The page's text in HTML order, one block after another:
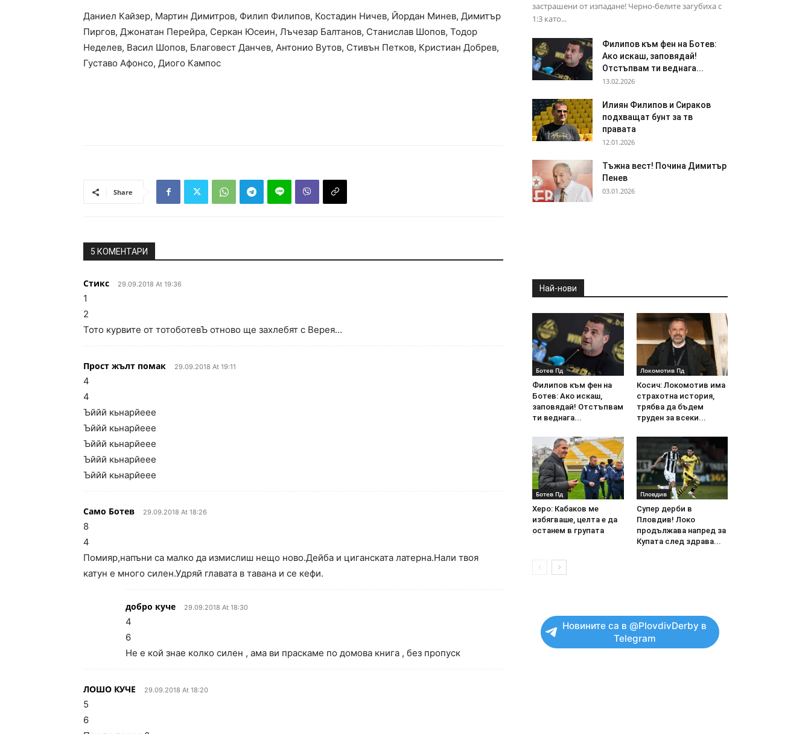
Даниел Кайзер, Мартин Димитров, Филип Филипов, Костадин Ничев, Йордан Минев, Димитър
Пиргов, Джонатан Перейра, Серкан Юсеин, Лъчезар Балтанов, Станислав Шопов, Тодор
Неделев, Васил Шопов, Благовест Данчев, Антонио Вутов, Стивън Петков, Кристиан Добрев,
Густаво Афонсо, Диого Кампос
Share
5 КОМЕНТАРИ
Стикс 29.09.2018 At 19:36
1
2
Тото курвите от тотоботевЪ отново ще захлебят с Верея…
Прост жълт помак 29.09.2018 At 19:11
4
4
Ъййй кьнарйеее
Ъййй кьнарйеее
Ъййй кьнарйеее
Ъййй кьнарйеее
Ъййй кьнарйеее
Само Ботев 29.09.2018 At 18:26
8
4
Помияр,напъни са малко да измислиш нещо ново.Дейба и циганската латерна.Нали твоя
катун е много силен.Удряй главата в тавана и се кефи.
добро куче 29.09.2018 At 18:30
4
6
Не е кой знае колко силен , ама ви праскаме по домова книга , без пропуск
ЛОШО КУЧЕ 29.09.2018 At 18:20
5
6
застрашени от изпадане! Черно-белите загубиха с
1:3 като...
Филипов към фен на Ботев:
Ако искаш, заповядай!
Отстъпвам ти веднага...
13.02.2026
Илиян Филипов и Сираков
подхващат бунт за тв
правата
12.01.2026
Тъжна вест! Почина Димитър
Пенев
03.01.2026
Най-нови
Ботев Пд
Филипов към фен на
Ботев: Ако искаш,
заповядай! Отстъпвам
ти веднага...
Локомотив Пд
Косич: Локомотив има
страхотна история,
трябва да бъдем
труден за всеки...
Ботев Пд
Херо: Кабаков ме
избягваше, целта е да
останем в групата
Пловдив
Супер дерби в
Пловдив! Локо
продължава напред за
Купата след здрава...
Новините са в @PlovdivDerby в
Telegram